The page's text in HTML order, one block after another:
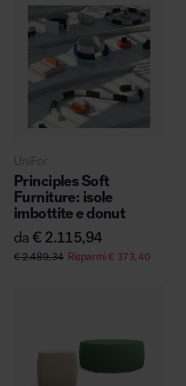
UniFor
Principles Soft
Furniture: isole
imbottite e donut
da€ 2.115,94
€2.489,34 Risparmi€ 373,40